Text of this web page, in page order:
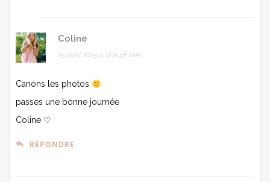
Coline
25 avril 2013 à 12 h 48 min
Canons les photos
passes une bonne journée
Coline ♡
RÉPONDRE